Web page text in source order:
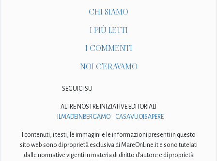
CHI SIAMO
I PIÙ LETTI
I COMMENTI
NOI C'ERAVAMO
SEGUICI SU
ALTRE NOSTRE INIZIATIVE EDITORIALI
ILMADEINBERGAMO
CASAVUOISAPERE
I contenuti, i testi, le immagini e le informazioni presenti in questo
sito web sono di proprietà esclusiva di MareOnLine.it e sono tutelati
dalle normative vigenti in materia di diritto d'autore e di proprietà